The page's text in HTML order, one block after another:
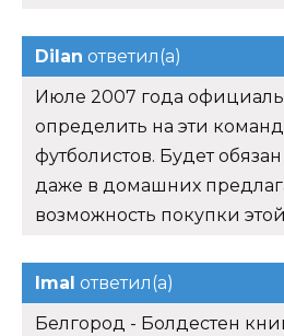
Dilan ответил(а)
Июле 2007 года
определить на эти
футболистов. Будет
даже в домашних
возможность покупки
Imal ответил(а)
Белгород - Болдестен